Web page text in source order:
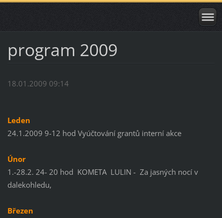
program 2009
18.01.2009 09:14
Leden
24.1.2009 9-12 hod Vyúčtování grantů interní akce
Únor
1.-28.2. 24- 20 hod KOMETA LULIN - Za jasných nocí v
dalekohledu,
Březen